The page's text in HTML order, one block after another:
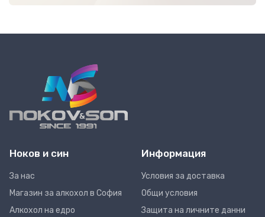
Ноков и син
За нас
Магазин за алкохол в София
Алкохол на едро
Информация
Условия за доставка
Общи условия
Защита на личните данни